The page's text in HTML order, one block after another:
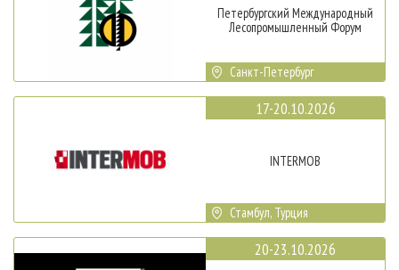
Петербургский Международный
Лесопромышленный Форум
Санкт-Петербург
17-20.10.2026
INTERMOB
Стамбул, Турция
20-23.10.2026